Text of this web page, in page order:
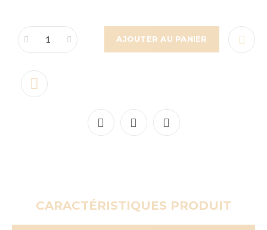
AJOUTER AU PANIER
CARACTÉRISTIQUES PRODUIT